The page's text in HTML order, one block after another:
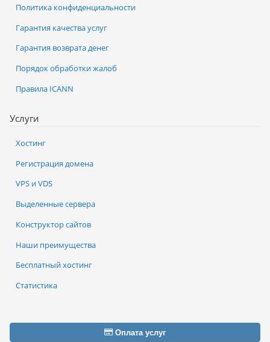
Услуги
Хостинг
Регистрация домена
VPS и VDS
Выделенные сервера
Конструктор сайтов
Наши преимущества
Бесплатный хостинг
Статистика
Политика конфиденциальности
Гарантия качества услуг
Гарантия возврата денег
Порядок обработки жалоб
Правила ICANN
Оплата услуг